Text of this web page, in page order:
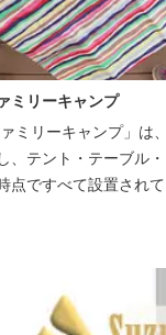
ミリーキャンプ
ミリーキャンプ」は
、テント・テーブル
点ですべて設置され
ンプでも安心して楽し
手ぶらでキャンプを
の炭火セットなどの
前にご...